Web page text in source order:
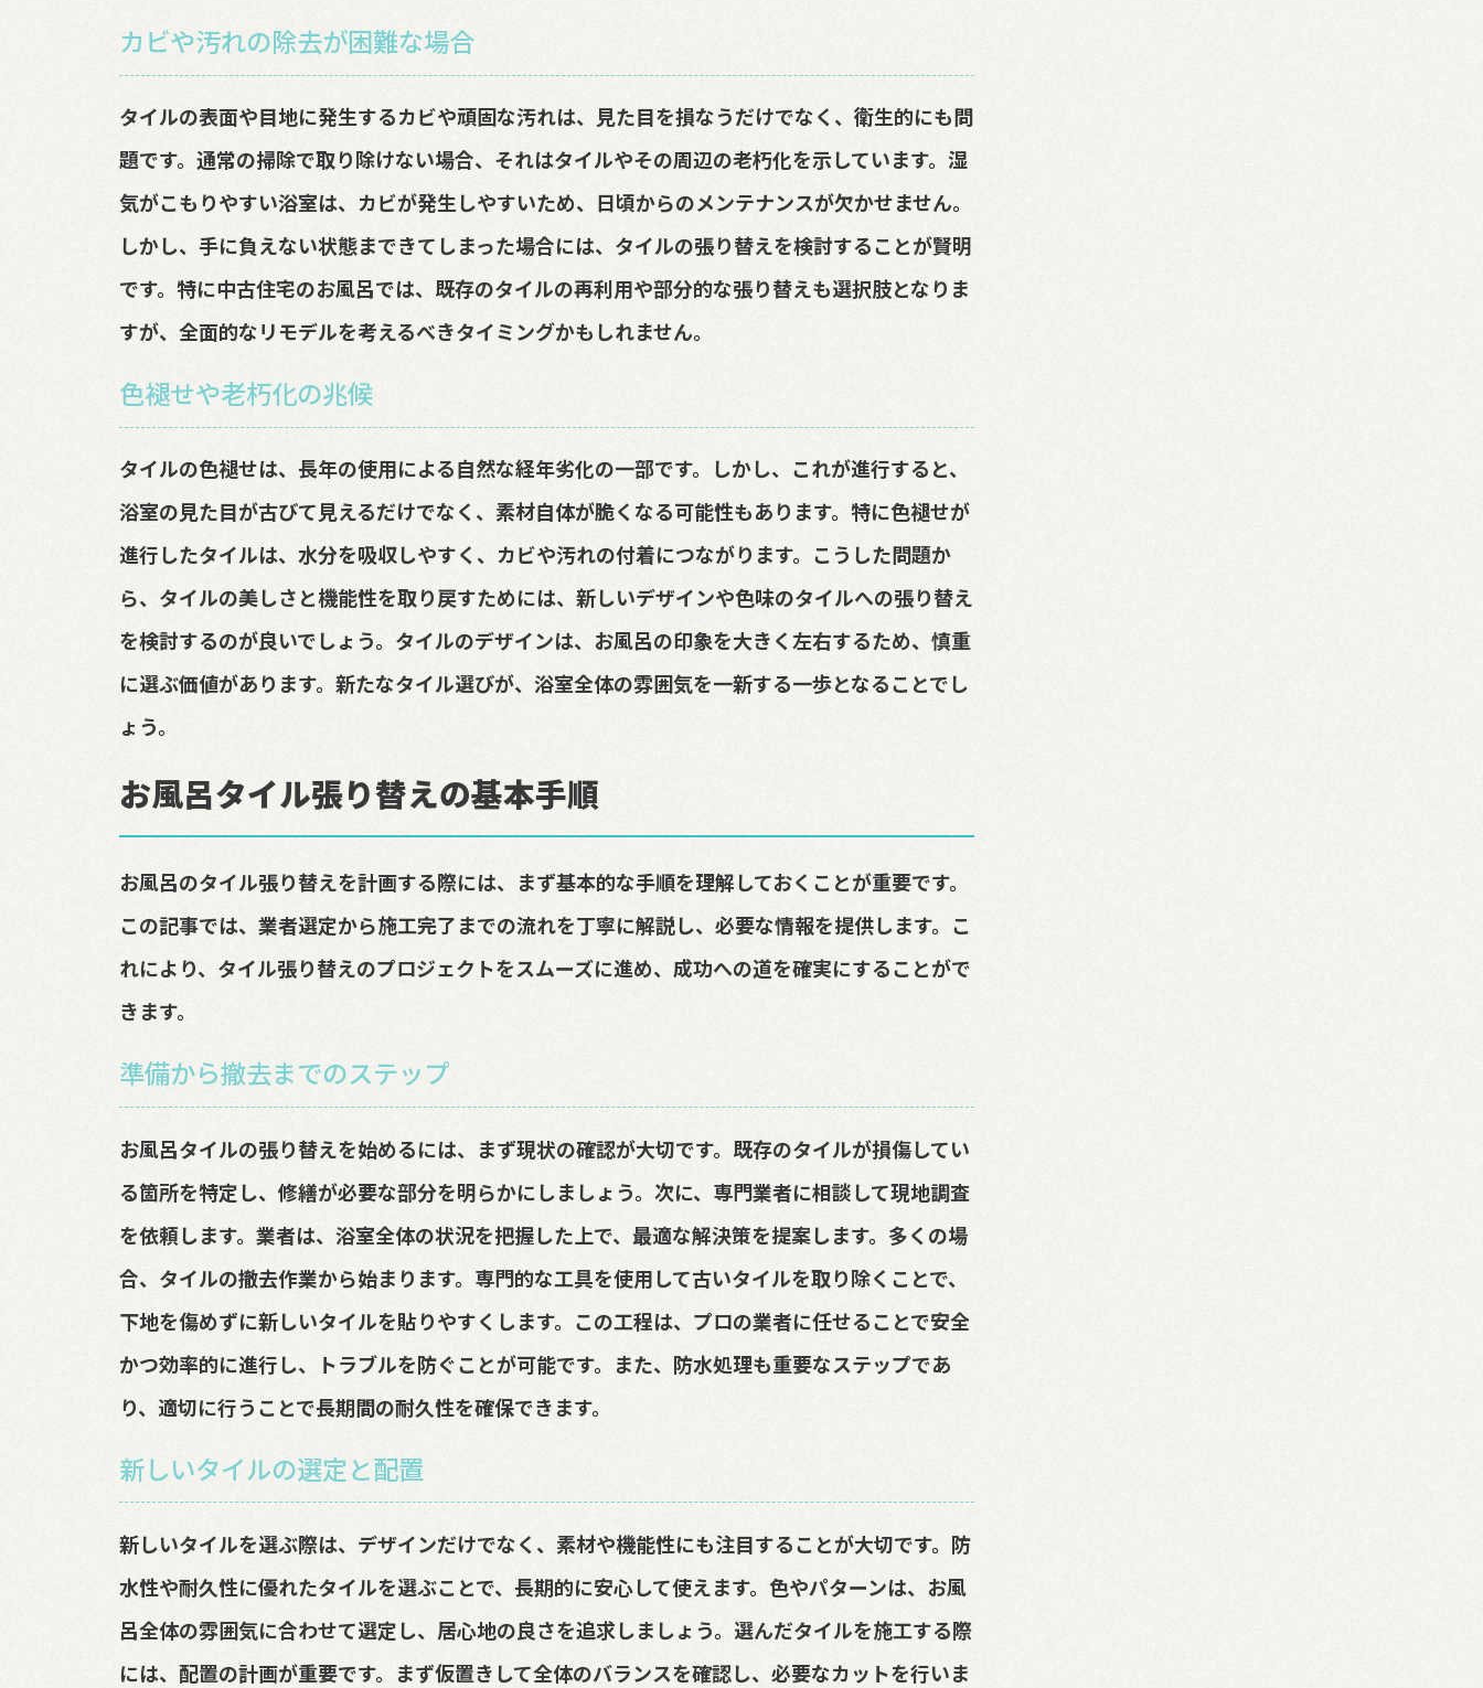
カビや汚れの除去が困難な場合
タイルの表面や目地に発生するカビや頑固な汚れは、見た目を損なうだけでなく、衛生的にも問
題です。通常の掃除で取り除けない場合、それはタイルやその周辺の老朽化を示しています。湿
気がこもりやすい浴室は、カビが発生しやすいため、日頃からのメンテナンスが欠かせません。
しかし、手に負えない状態まできてしまった場合には、タイルの張り替えを検討することが賢明
です。特に中古住宅のお風呂では、既存のタイルの再利用や部分的な張り替えも選択肢となりま
すが、全面的なリモデルを考えるべきタイミングかもしれません。
色褪せや老朽化の兆候
タイルの色褪せは、長年の使用による自然な経年劣化の一部です。しかし、これが進行すると、
浴室の見た目が古びて見えるだけでなく、素材自体が脆くなる可能性もあります。特に色褪せが
進行したタイルは、水分を吸収しやすく、カビや汚れの付着につながります。こうした問題か
ら、タイルの美しさと機能性を取り戻すためには、新しいデザインや色味のタイルへの張り替え
を検討するのが良いでしょう。タイルのデザインは、お風呂の印象を大きく左右するため、慎重
に選ぶ価値があります。新たなタイル選びが、浴室全体の雰囲気を一新する一歩となることでし
ょう。
お風呂タイル張り替えの基本手順
お風呂のタイル張り替えを計画する際には、まず基本的な手順を理解しておくことが重要です。
この記事では、業者選定から施工完了までの流れを丁寧に解説し、必要な情報を提供します。こ
れにより、タイル張り替えのプロジェクトをスムーズに進め、成功への道を確実にすることがで
きます。
準備から撤去までのステップ
お風呂タイルの張り替えを始めるには、まず現状の確認が大切です。既存のタイルが損傷してい
る箇所を特定し、修繕が必要な部分を明らかにしましょう。次に、専門業者に相談して現地調査
を依頼します。業者は、浴室全体の状況を把握した上で、最適な解決策を提案します。多くの場
合、タイルの撤去作業から始まります。専門的な工具を使用して古いタイルを取り除くことで、
下地を傷めずに新しいタイルを貼りやすくします。この工程は、プロの業者に任せることで安全
かつ効率的に進行し、トラブルを防ぐことが可能です。また、防水処理も重要なステップであ
り、適切に行うことで長期間の耐久性を確保できます。
新しいタイルの選定と配置
新しいタイルを選ぶ際は、デザインだけでなく、素材や機能性にも注目することが大切です。防
水性や耐久性に優れたタイルを選ぶことで、長期的に安心して使えます。色やパターンは、お風
呂全体の雰囲気に合わせて選定し、居心地の良さを追求しましょう。選んだタイルを施工する際
には、配置の計画が重要です。まず仮置きして全体のバランスを確認し、必要なカットを行いま